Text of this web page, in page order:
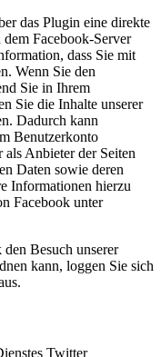
das Plugin eine direkte
Facebook-Server
dass Sie mit
Wenn Sie den
Sie in Ihrem
Sie die Inhalte unserer
Dadurch kann
Benutzerkonto
Anbieter der Seiten
Daten sowie deren
Informationen hierzu
Facebook unter
Besuch unserer
kann, loggen Sie sich
Twitter